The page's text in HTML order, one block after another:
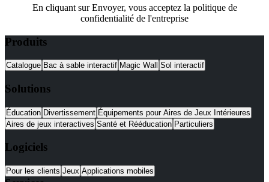
En cliquant sur Envoyer, vous acceptez la politique de
confidentialité de l'entreprise
Produits
Catalogue Bac à sable interactif Magic Wall Sol interactif
Solutions
Éducation Divertissement Équipements pour Aires de Jeux Intérieures
Aires de jeux interactives Santé et Rééducation Particuliers
Logiciels
Pour les clients Jeux Applications mobiles